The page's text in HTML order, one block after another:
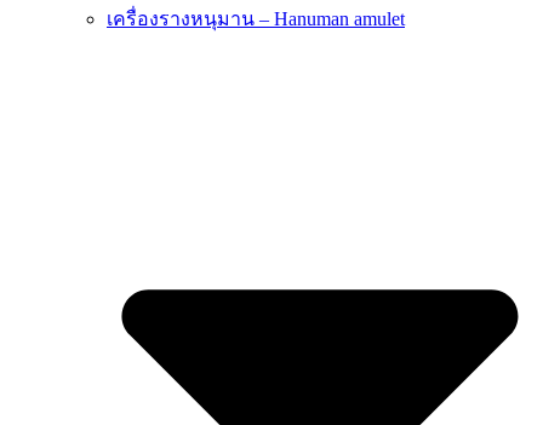
เครื่องรางหนุมาน – Hanuman amulet